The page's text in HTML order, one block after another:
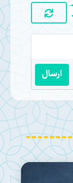
ارسال